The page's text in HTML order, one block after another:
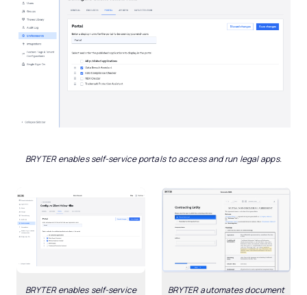
BRYTER enables self-service portals to access and run legal apps.
BRYTER enables self-service
BRYTER automates document